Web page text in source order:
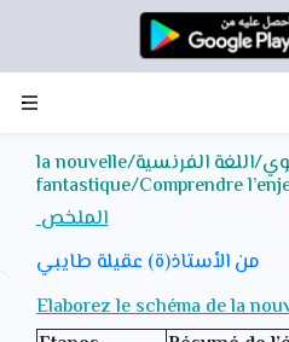
ملخص الدرس / الثالثة ثانوي/اللغة الفرنسية/la nouvelle
fantastique/Comprendre
الملخص
من الأستاذ(ة) عقيلة طايبي
Elaborez le schéma de la
تطبيق توب أكاديمي
الإنترنت و تتمتع بمحتوى
بالتلاميذ الذين يتفوقون